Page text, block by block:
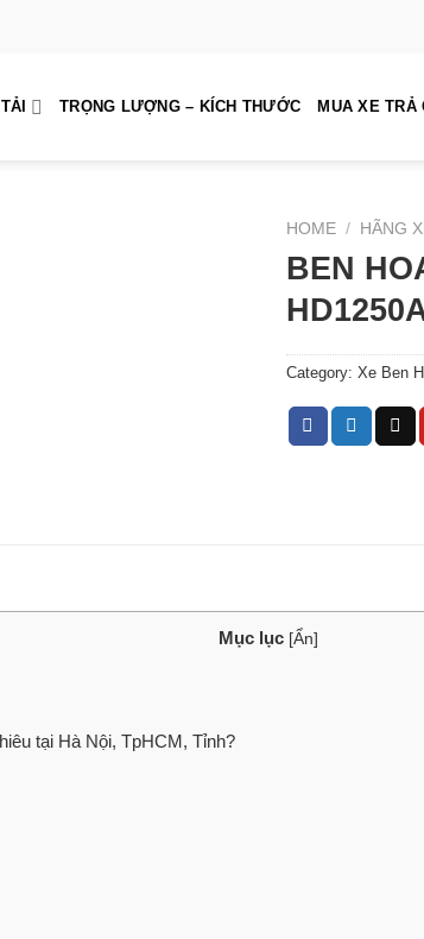
TRỌNG LƯỢNG – KÍCH THƯỚC MUA XE TRẢ
HOME / HÃNG
BEN
Category: Xe Ben
Mục lục [Ẩn]
tại Hà Nội, TpHCM, Tỉnh?